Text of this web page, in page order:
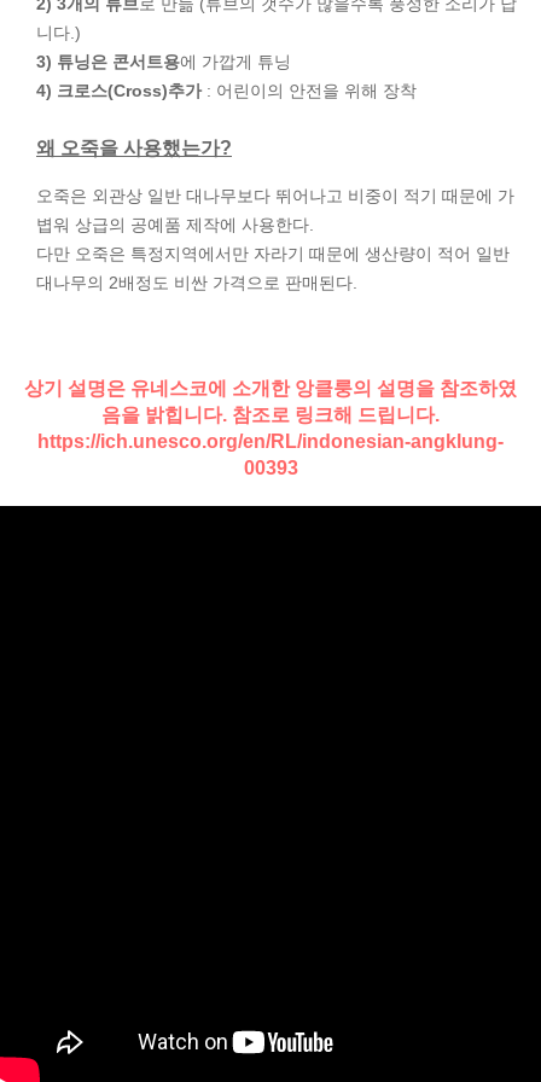
니다.)
3) 튜닝은 콘서트용에 가깝게 튜닝
4) 크로스(Cross)추가: 어린이의 안전을 위해 장착
왜 오죽을 사용했는가?
오죽은 외관상 일반 대나무보다 뛰어나고 비중이 적기 때문에 가
볍워 상급의 공예품 제작에 사용한다.
다만 오죽은 특정지역에서만 자라기 때문에 생산량이 적어 일반
대나무의 2배정도 비싼 가격으로 판매된다.
상기 설명은 유네스코에 소개한 앙클룽의 설명을 참조하였
음을 밝힙니다. 참조로 링크해 드립니다.
https://ich.unesco.org/en/RL/indonesian-angklung-
00393